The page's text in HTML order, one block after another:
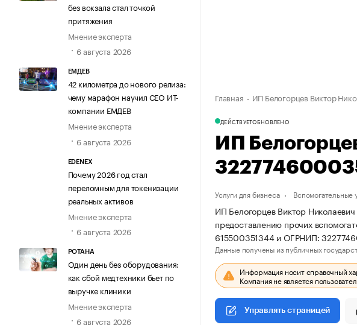
без вокзала стал точкой
притяжения
Мнение эксперта
6 августа 2026
ЕМДЕВ
42 километра до нового релиза:
чему марафон научил СЕО ИТ-
компании ЕМДЕВ
Мнение эксперта
6 августа 2026
EDENEX
Почему 2026 год стал
переломным для токенизации
реальных активов
Мнение эксперта
6 августа 2026
РОТАНА
Один день без оборудования:
как сбой медтехники бьет по
выручке клиники
Мнение эксперта
6 августа 2026
Главная ИП Белогорцев Виктор
ДЕЙСТВУЕТОБНОВЛЕНО
ИП
Услуги для бизнеса Вспомогательные
ИП Белогорцев Виктор
предоставлению прочих
615500351344 и ОГРНИП:
Данные получены из публичных
Информация носит справочный
Компания не является
Управлять страницей